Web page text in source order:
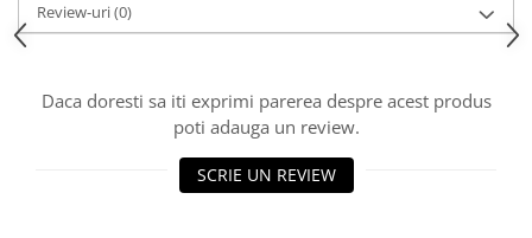
Review-uri(0)
Daca doresti sa iti exprimi parerea despre acest produs
poti adauga un review.
SCRIE UN REVIEW